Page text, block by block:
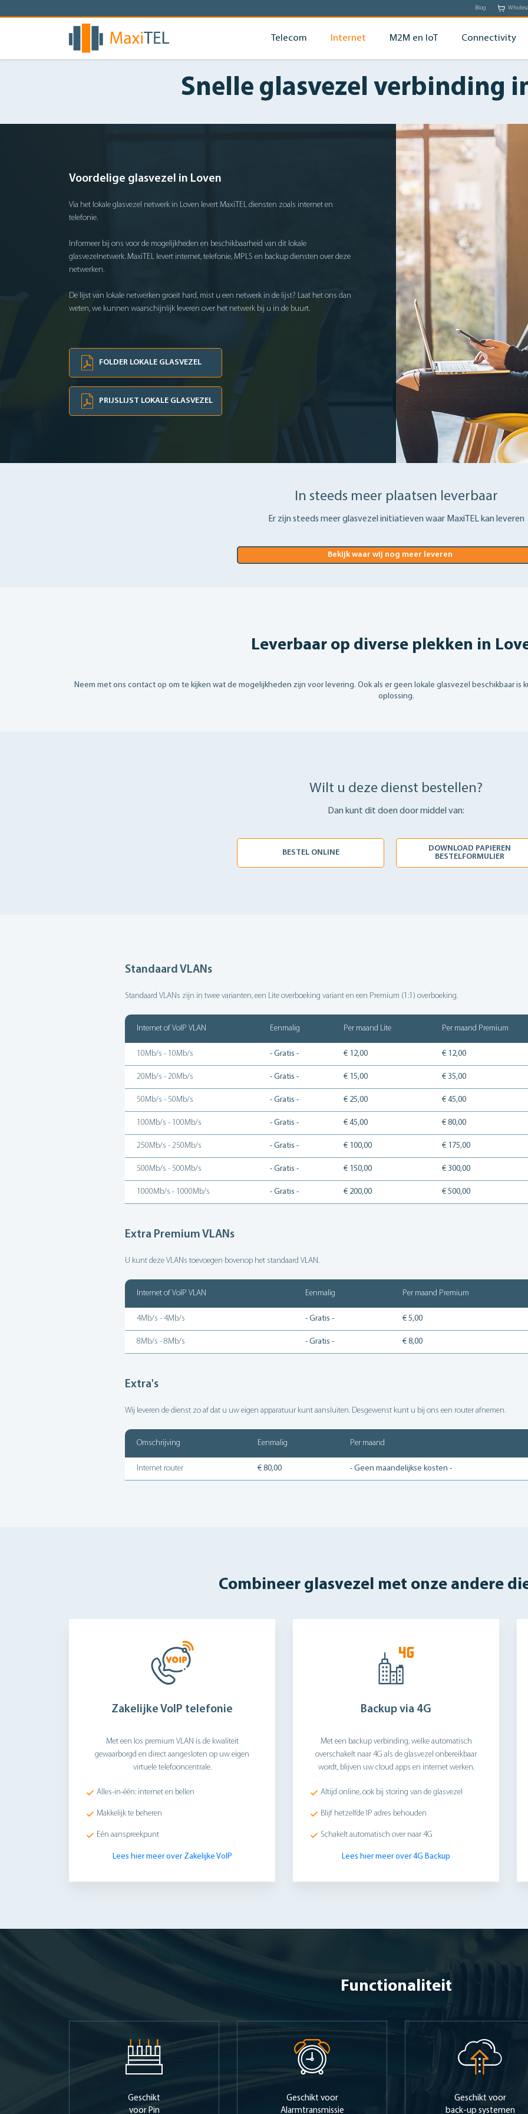
Blog
Telecom Internet M2M en IoT Connectivity
Snelle glasvezel verbinding
Voordelige glasvezel in Loven
Via het lokale glasvezel netwerk in Loven levert MaxiTEL diensten zoals internet en
telefonie.
Informeer bij ons voor de mogelijkheden en beschikbaarheid van dit lokale
glasvezelnetwerk. MaxiTEL levert internet, telefonie, MPLS en backup diensten over deze
netwerken.
De lijst van lokale netwerken groeit hard, mist u een netwerk in de lijst? Laat het ons dan
weten, we kunnen waarschijnlijk leveren over het netwerk bij u in de buurt.
FOLDER LOKALE GLASVEZEL
PRIJSLIJST LOKALE GLASVEZEL
In steeds meer plaatsen leverbaar
Er zijn steeds meer glasvezel initiatieven waar MaxiTEL kan leveren
Bekijk waar wij nog meer leveren
Leverbaar op diverse plekken in
Neem met ons contact op om te kijken wat de mogelijkheden zijn voor levering. Ook als er geen lokale glasvezel beschikbaar
oplossing.
Wilt u deze dienst bestellen?
Dan kunt dit doen door middel van:
BESTEL ONLINE
DOWNLOAD PAPIEREN
BESTELFORMULIER
Standaard VLANs
Standaard VLANs zijn in twee varianten, een Lite overboeking variant en een Premium (1:1) overboeking.
Internet of VoIP VLAN Eenmalig Per maand Lite Per maand Premium
10Mb/s - 10Mb/s - Gratis - € 12,00 € 12,00
20Mb/s - 20Mb/s - Gratis - € 15,00 € 35,00
50Mb/s - 50Mb/s - Gratis - € 25,00 € 45,00
100Mb/s - 100Mb/s - Gratis - € 45,00 € 80,00
250Mb/s - 250Mb/s - Gratis - € 100,00 € 175,00
500Mb/s - 500Mb/s - Gratis - € 150,00 € 300,00
1000Mb/s - 1000Mb/s - Gratis - € 200,00 € 500,00
Extra Premium VLANs
U kunt deze VLANs toevoegen bovenop het standaard VLAN.
Internet of VoIP VLAN Eenmalig Per maand Premium
4Mb/s - 4Mb/s - Gratis - € 5,00
8Mb/s - 8Mb/s - Gratis - € 8,00
Extra's
Wij leveren de dienst zo af dat u uw eigen apparatuur kunt aansluiten. Desgewenst kunt u bij ons een router afnemen.
Omschrijving Eenmalig Per maand
Internet router € 80,00 - Geen maandelijkse kosten -
Combineer glasvezel met onze andere
Zakelijke VoIP telefonie
Met een los premium VLAN is de kwaliteit
gewaarborgd en direct aangesloten op uw eigen
virtuele telefooncentrale.
Alles-in-één: internet en bellen
Makkelijk te beheren
Eén aanspreekpunt
Lees hier meer over Zakelijke VoIP
Backup via 4G
Met een backup verbinding, welke automatisch
overschakelt naar 4G als de glasvezel onbereikbaar
wordt, blijven uw cloud apps en internet werken.
Altijd online, ook bij storing van de glasvezel
Blijf hetzelfde IP adres behouden
Schakelt automatisch over naar 4G
Lees hier meer over 4G Backup
Functionaliteit
Geschikt
voor Pin
Geschikt voor
Alarmtransmissie
Geschikt voor
back-up systemen